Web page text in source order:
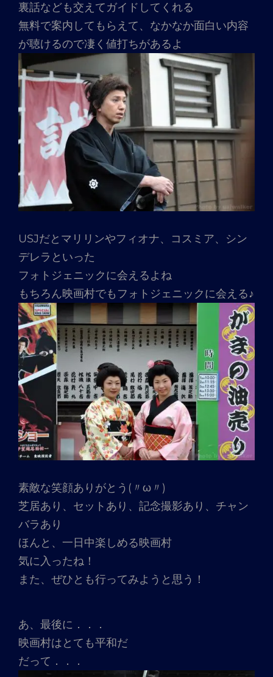
裏話なども交えてガイドしてくれる
無料で案内してもらえて、なかなか面白い内容
が聴けるので凄く値打ちがあるよ
USJだとマリリンやフィオナ、コスミア、シン
デレラといった
フォトジェニックに会えるよね
もちろん映画村でもフォトジェニックに会える♪
素敵な笑顔ありがとう(〃ω〃)
芝居あり、セットあり、記念撮影あり、チャン
バラあり
ほんと、一日中楽しめる映画村
気に入ったね！
また、ぜひとも行ってみようと思う！
あ、最後に．．．
映画村はとても平和だ
だって．．．